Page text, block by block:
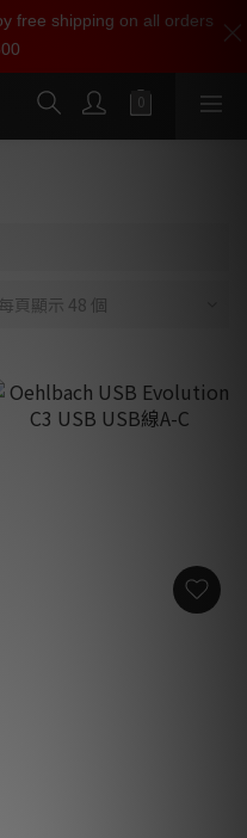
每頁顯示 48 個
購物金】【點數回贈 1點數
free shipping on all orders